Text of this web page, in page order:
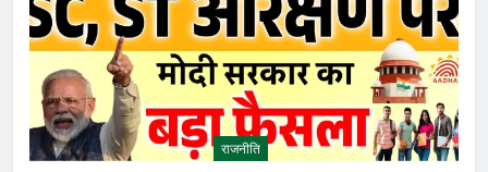
राजनीति